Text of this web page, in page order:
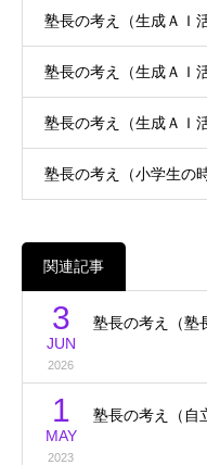
塾長の考え（生成ＡＩ
塾長の考え（生成ＡＩ
塾長の考え（生成ＡＩ
塾長の考え（小学生の
関連記事
3
JUN
2026
塾長の考え（
1
MAY
2023
塾長の考え（自